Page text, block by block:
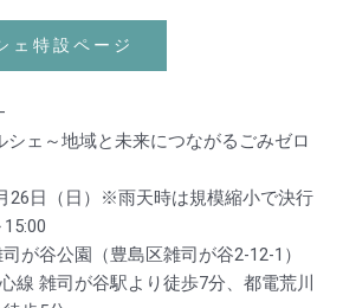
ェ特設ページ
シェ～地域と未来につながるごみゼロ
26日（日）※雨天時は規模縮小で決行
が谷公園（豊島区雑司が谷2-12-1）
雑司が谷駅より徒歩7分、都電荒川